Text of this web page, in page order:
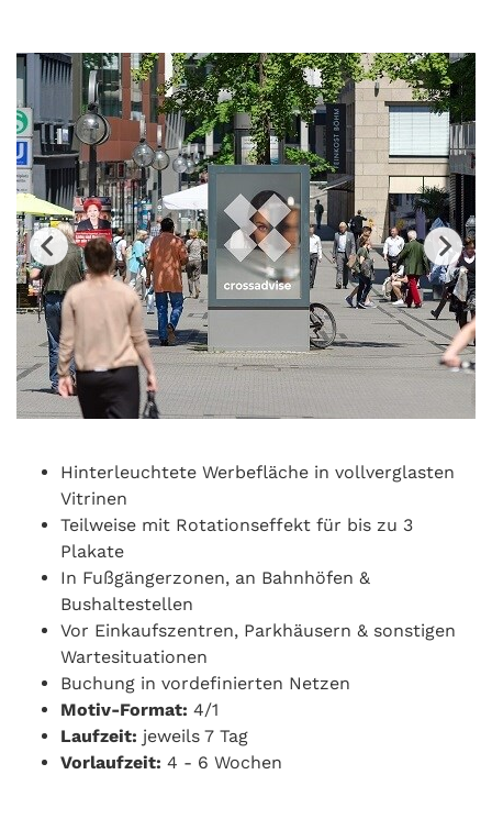
Hinterleuchtete Werbefläche in vollverglasten
Vitrinen
Teilweise mit Rotationseffekt für bis zu 3
Plakate
In Fußgängerzonen, an Bahnhöfen &
Bushaltestellen
Vor Einkaufszentren, Parkhäusern & sonstigen
Wartesituationen
Buchung in vordefinierten Netzen
Motiv-Format: 4/1
Laufzeit: jeweils 7 Tag
Vorlaufzeit: 4 - 6 Wochen